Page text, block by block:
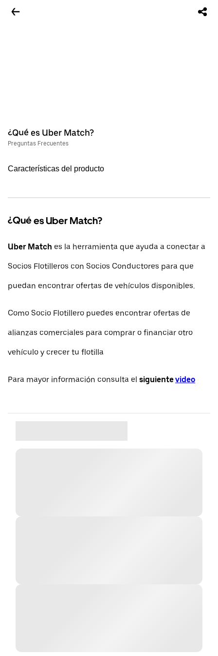
¿Qué es Uber Match?
Preguntas Frecuentes
Características del producto
¿Qué es Uber Match?
Uber Match es la herramienta que ayuda a conectar a
Socios Flotilleros con Socios Conductores para que
puedan encontrar ofertas de vehículos disponibles.
Como Socio Flotillero puedes encontrar ofertas de
alianzas comerciales para comprar o financiar otro
vehículo y crecer tu flotilla
Para mayor información consulta el siguientevideo